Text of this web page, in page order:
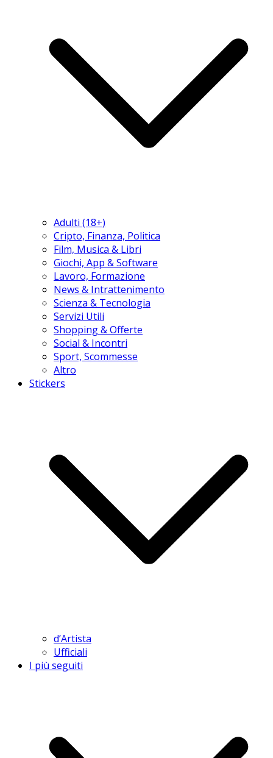
Adulti (18+)
Cripto, Finanza, Politica
Film, Musica & Libri
Giochi, App & Software
Lavoro, Formazione
News & Intrattenimento
Scienza & Tecnologia
Servizi Utili
Shopping & Offerte
Social & Incontri
Sport, Scommesse
Altro
Stickers
d’Artista
Ufficiali
I più seguiti